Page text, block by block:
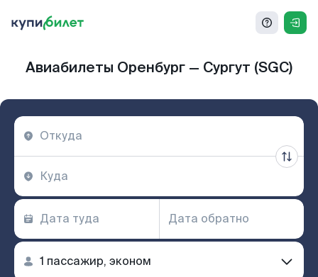
Авиабилеты Оренбург — Сургут (SGC)